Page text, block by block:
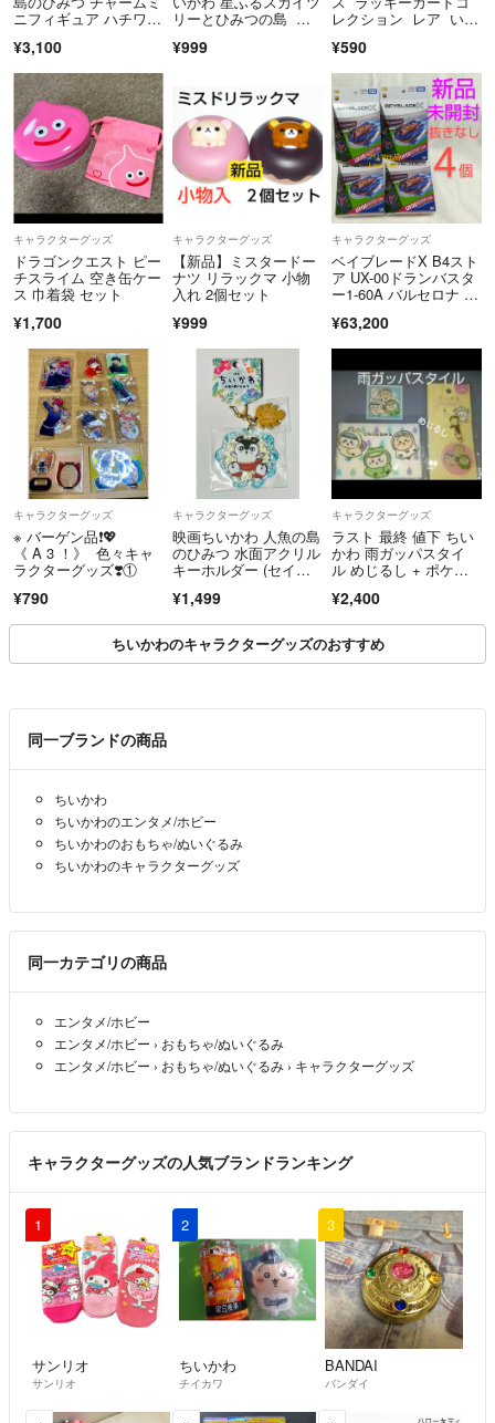
ニフィギュア ハチワ
¥3,100
リーとひみつの島 マ
¥999
レクション レア いい
¥590
キャラクターグッズ
ドラゴンクエスト ピー
チスライム 空き缶ケー
ス 巾着袋 セット
¥1,700
キャラクターグッズ
【新品】ミスタードー
ナツ リラックマ 小物
入れ 2個セット
¥999
キャラクターグッズ
ベイブレードX B4スト
ア UX-00ドランバスタ
ー1-60A バルセロナ 4
¥63,200
キャラクターグッズ
※ バーゲン品❗️💖
《 A 3 ！》 色々キャ
ラクターグッズ❣️①
¥790
キャラクターグッズ
映画ちいかわ 人魚の島
のひみつ 水面アクリル
キーホルダー (セイレ
¥1,499
キャラクターグッズ
ラスト 最終 値下 ちい
かわ 雨ガッパスタイ
ル めじるし + ポケッ
ラシール セット
¥2,400
ちいかわのキャラクターグッズのおすすめ
同一ブランドの商品
ちいかわ
ちいかわのエンタメ/ホビー
ちいかわのおもちゃ/ぬいぐるみ
ちいかわのキャラクターグッズ
同一カテゴリの商品
エンタメ/ホビー
エンタメ/ホビー › おもちゃ/ぬいぐるみ
エンタメ/ホビー › おもちゃ/ぬいぐるみ › キャラクターグッズ
キャラクターグッズの人気ブランドランキング
1
サンリオ
サンリオ
2
ちいかわ
チイカワ
3
BANDAI
バンダイ